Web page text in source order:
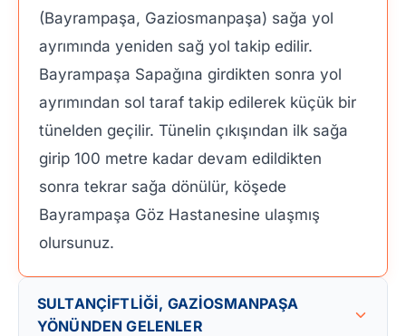
(Bayrampaşa, Gaziosmanpaşa) sağa yol
ayrımında yeniden sağ yol takip edilir.
Bayrampaşa Sapağına girdikten sonra yol
ayrımından sol taraf takip edilerek küçük bir
tünelden geçilir. Tünelin çıkışından ilk sağa
girip 100 metre kadar devam edildikten
sonra tekrar sağa dönülür, köşede
Bayrampaşa Göz Hastanesine ulaşmış
olursunuz.
SULTANÇİFTLİĞİ, GAZİOSMANPAŞA
YÖNÜNDEN GELENLER